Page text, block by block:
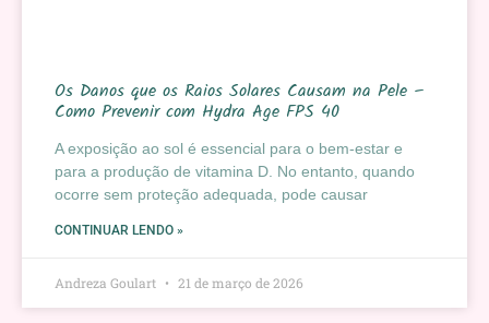
Os Danos que os Raios Solares Causam na Pele –
Como Prevenir com Hydra Age FPS 40
A exposição ao sol é essencial para o bem-estar e
para a produção de vitamina D. No entanto, quando
ocorre sem proteção adequada, pode causar
CONTINUAR LENDO »
Andreza Goulart 21 de março de 2026